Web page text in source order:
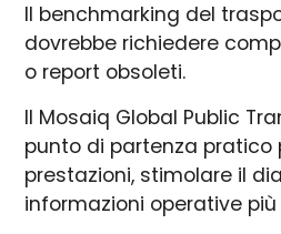
Il benchmarking del
dovrebbe richiedere
o report obsoleti.
Il Mosaiq Global Public
punto di partenza pratico
prestazioni, stimolare il
informazioni operative